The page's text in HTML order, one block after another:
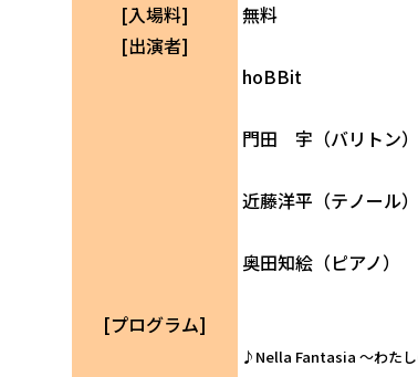
[入場料]
無料
[出演者]
hoBBit
門田 宇（バリトン）
近藤洋平（テノール）
奥田知絵（ピアノ）
[プログラム]
♪Nella Fantasia ～わた